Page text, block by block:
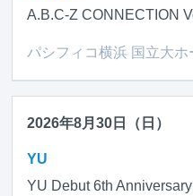
A.B.C-Z CONNECTION
パシフィコ横浜 国立大ホ
2026年8月30日（日）
YU
YU Debut 6th